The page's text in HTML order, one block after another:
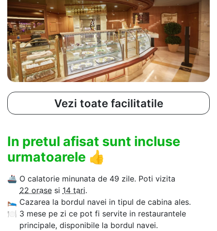
Vezi toate facilitatile
In pretul afisat sunt incluse
urmatoarele 👍
🚢 O calatorie minunata de 49 zile. Poti vizita
22 orase si 14 tari.
🛌 Cazarea la bordul navei in tipul de cabina ales.
🍽 3 mese pe zi ce pot fi servite in restaurantele
principale, disponibile la bordul navei.